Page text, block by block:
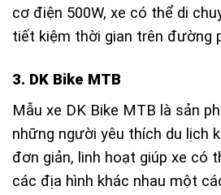
cơ điện 500W, xe có thể di
tiết kiệm thời gian trên đường
3. DK Bike MTB
Mẫu xe DK Bike MTB là sản
những người yêu thích du lịch
đơn giản, linh hoạt giúp xe có
các địa hình khác nhau một